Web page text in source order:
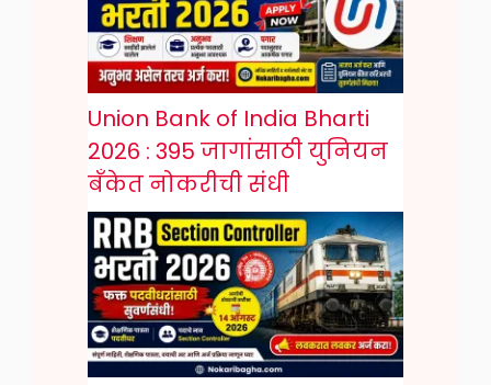
Union Bank of India Bharti
2026 : 395 जागांसाठी युनियन
बँकेत नोकरीची संधी